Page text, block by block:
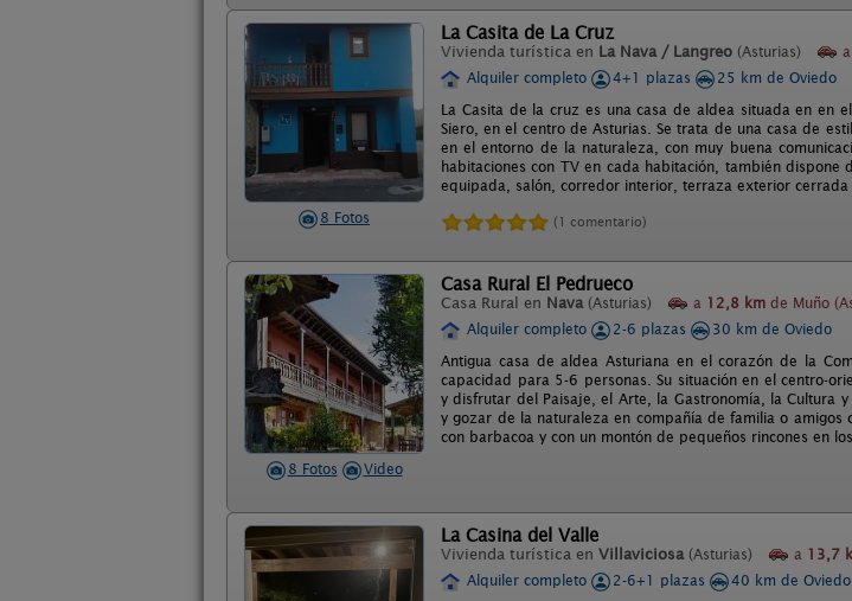
8 Fotos
La Casita de La Cruz
Vivienda turística en La Nava / Langreo (Asturias) a
Alquiler completo
4+1 plazas
25 km de Oviedo
La Casita de la cruz es una casa de aldea situada en en
Siero, en el centro de Asturias. Se trata de una casa de
en el entorno de la naturaleza, con muy buena
habitaciones con TV en cada habitación, también
equipada, salón, corredor interior, terraza exterior cerrada
(1 comentario)
8 Fotos Video
Casa Rural El Pedrueco
Casa Rural en Nava (Asturias) a 12,8 km de Muño
Alquiler completo
2-6 plazas
30 km de Oviedo
Antigua casa de aldea Asturiana en el corazón de la
capacidad para 5-6 personas. Su situación en el centro-
y disfrutar del Paisaje, el Arte, la Gastronomía, la Cultura
y gozar de la naturaleza en compañía de familia o
con barbacoa y con un montón de pequeños rincones en
La Casina del Valle
Vivienda turística en Villaviciosa (Asturias) a 13,7
Alquiler completo
2-6+1 plazas 40 km de Oviedo